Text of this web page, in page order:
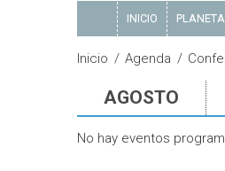
INICIO
Inicio Agenda
AGOSTO
No hay eventos